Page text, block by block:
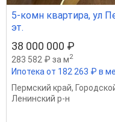
5-комн квартира, ул
эт.
38 000 000 ₽
283 582 ₽ за м2
Ипотека от 182 263 ₽ в
Пермский край,
Ленинский р-н